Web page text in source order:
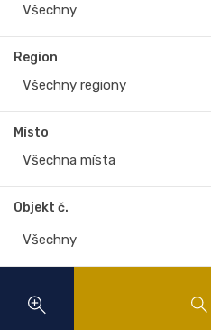
Všechny
Region
Všechny regiony
Místo
Všechna místa
Objekt č.